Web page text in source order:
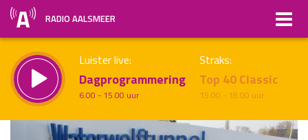
RADIO AALSMEER
Luister live:
Dagprogrammering
6.00 - 15.00 uur
Straks:
Top 40 Classic
15.00 - 18.00 uur